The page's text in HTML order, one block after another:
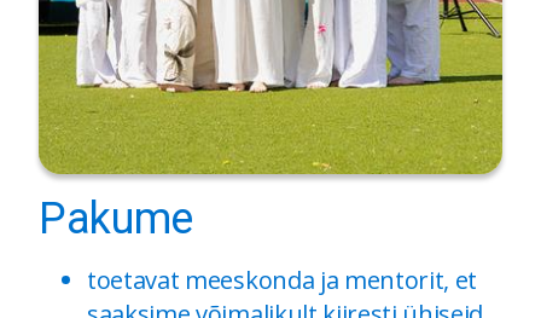
Pakume
toetavat meeskonda ja mentorit, et